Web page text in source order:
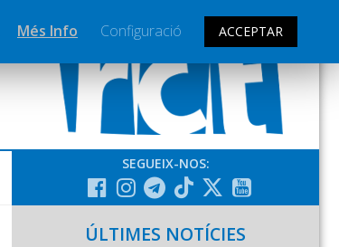
SEGUEIX-NOS:
ÚLTIMES NOTÍCIES
Més Info Configuració ACCEPTAR